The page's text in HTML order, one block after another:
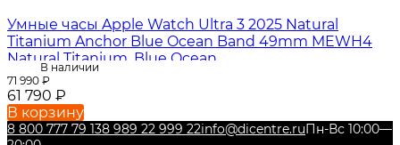
Умные часы Apple Watch Ultra 3 2025 Natural
Titanium Anchor Blue Ocean Band 49mm MEWH4
Natural Titanium, Blue Ocean
В наличии
71 990 ₽
61 790 ₽
В корзину
8 800 777 79 138 989 22 999 22info@dicentre.ruПн-Вс 10:00—